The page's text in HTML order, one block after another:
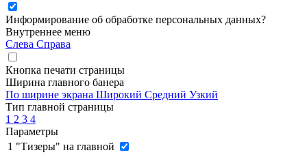
Информирование об обработке персональных данных?
Внутреннее меню
Слева Справа
Кнопка печати страницы
Ширина главного банера
По ширине экрана Широкий Средний Узкий
Тип главной страницы
1 2 3 4
Параметры
1 "Тизеры" на главной